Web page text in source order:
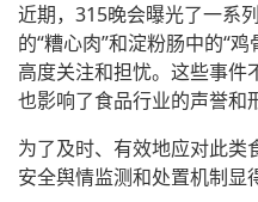
近期，315晚会曝光了一系
的“糟心肉”和淀粉肠中的“
高度关注和担忧。这些事件
也影响了食品行业的声誉和
为了及时、有效地应对此类
安全舆情监测和处置机制显